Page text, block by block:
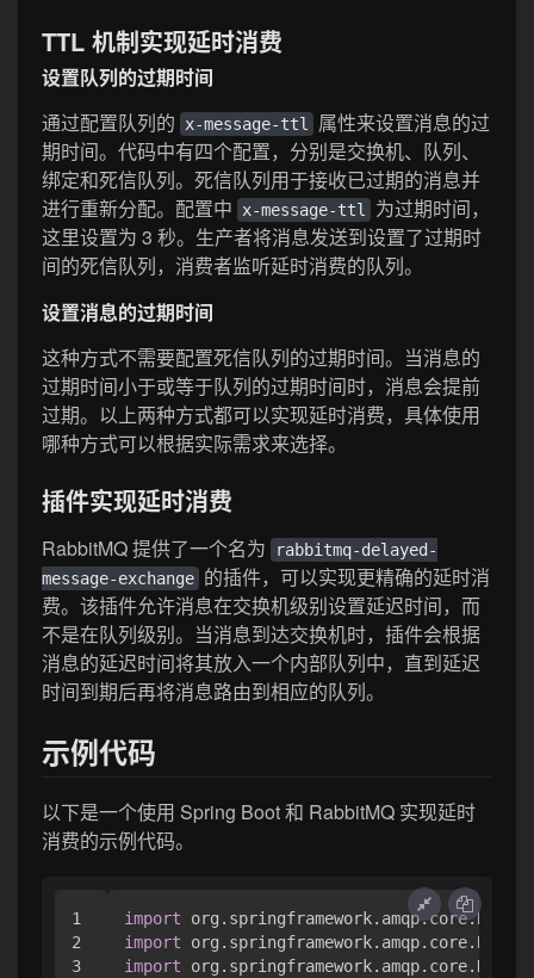
TTL 机制实现延时消费
设置队列的过期时间
通过配置队列的
x-message-ttl
属性来设置消息的过
期时间。代码中有四个配置，分别是交换机、队列、
绑定和死信队列。死信队列用于接收已过期的消息并
进行重新分配。配置中
x-message-ttl
为过期时间，
这里设置为 3 秒。生产者将消息发送到设置了过期时
间的死信队列，消费者监听延时消费的队列。
设置消息的过期时间
这种方式不需要配置死信队列的过期时间。当消息的
过期时间小于或等于队列的过期时间时，消息会提前
过期。以上两种方式都可以实现延时消费，具体使用
哪种方式可以根据实际需求来选择。
插件实现延时消费
RabbitMQ 提供了一个名为
rabbitmq-delayed-
message-exchange 的插件，可以实现更精确的延时消
费。该插件允许消息在交换机级别设置延迟时间，而
不是在队列级别。当消息到达交换机时，插件会根据
消息的延迟时间将其放入一个内部队列中，直到延迟
时间到期后再将消息路由到相应的队列。
示例代码
以下是一个使用 Spring Boot 和 RabbitMQ 实现延时
消费的示例代码。
1
2
3
import
import
import